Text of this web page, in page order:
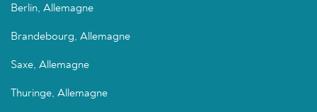
Berlin, Allemagne
Brandebourg, Allemagne
Saxe, Allemagne
Thuringe, Allemagne